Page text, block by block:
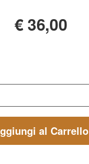
€36,00
al Carrello